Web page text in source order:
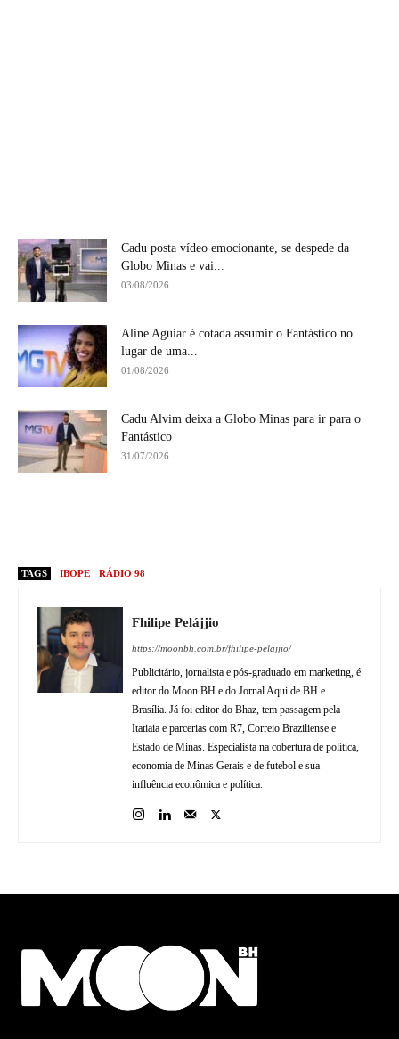
Cadu posta vídeo emocionante, se despede da
Globo Minas e vai...
03/08/2026
Aline Aguiar é cotada assumir o Fantástico no
lugar de uma...
01/08/2026
Cadu Alvim deixa a Globo Minas para ir para o
Fantástico
31/07/2026
TAGS IBOPE RÁDIO 98
Fhilipe Pelájjio
https://moonbh.com.br/fhilipe-pelajjio/
Publicitário, jornalista e pós-graduado em marketing, é
editor do Moon BH e do Jornal Aqui de BH e
Brasília. Já foi editor do Bhaz, tem passagem pela
Itatiaia e parcerias com R7, Correio Braziliense e
Estado de Minas. Especialista na cobertura de política,
economia de Minas Gerais e de futebol e sua
influência econômica e política.